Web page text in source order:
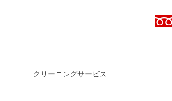
クリーニングサービス